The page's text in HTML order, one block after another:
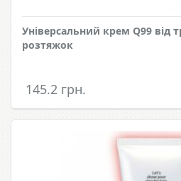
Універсальний крем Q99 від
розтяжок
145.2 грн.